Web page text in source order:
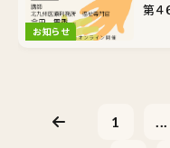
お知らせ
第４
1 ...